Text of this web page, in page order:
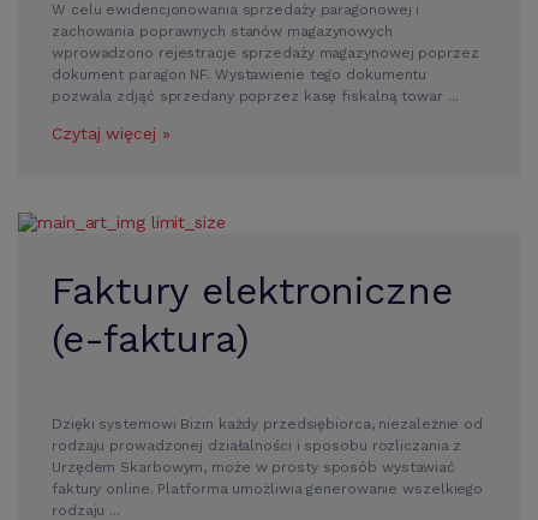
W celu ewidencjonowania sprzedaży paragonowej i
zachowania poprawnych stanów magazynowych
wprowadzono rejestracje sprzedaży magazynowej poprzez
dokument paragon NF. Wystawienie tego dokumentu
pozwala zdjąć sprzedany poprzez kasę fiskalną towar ...
Czytaj więcej »
Faktury elektroniczne
(e-faktura)
Dzięki systemowi Bizin każdy przedsiębiorca, niezależnie od
rodzaju prowadzonej działalności i sposobu rozliczania z
Urzędem Skarbowym, może w prosty sposób wystawiać
faktury online. Platforma umożliwia generowanie wszelkiego
rodzaju ...